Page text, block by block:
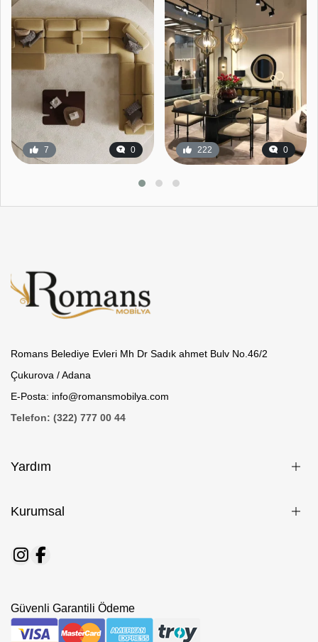
7 0 222 0
Romans Belediye Evleri Mh Dr Sadık ahmet Bulv No.46/2
Çukurova / Adana
E-Posta: info@romansmobilya.com
Telefon: (322) 777 00 44
Yardım
Kurumsal
Güvenli Garantili Ödeme